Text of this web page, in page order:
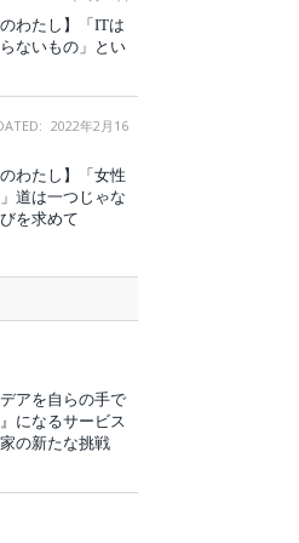
わたし】「ITは
ないもの」とい
2022年2月16
わたし】「女性
道は一つじゃな
を求めて
アを自らの手で
になるサービス
の新たな挑戦